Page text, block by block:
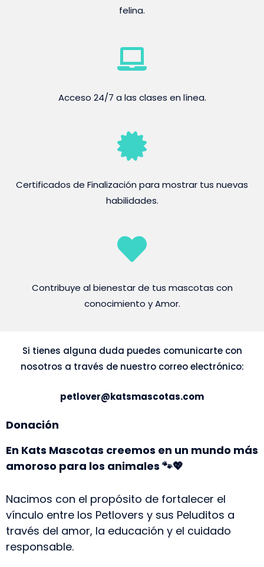
felina.
Acceso 24/7 a las clases en línea.
Certificados de Finalización para mostrar tus nuevas
habilidades.
Contribuye al bienestar de tus mascotas con
conocimiento y Amor.
Si tienes alguna duda puedes comunicarte con
nosotros a través de nuestro correo electrónico:
petlover@katsmascotas.com
Donación
En Kats Mascotas creemos en un mundo más
amoroso para los animales 🐾💖
Nacimos con el propósito de fortalecer el
vínculo entre los Petlovers y sus Peluditos a
través del amor, la educación y el cuidado
responsable.